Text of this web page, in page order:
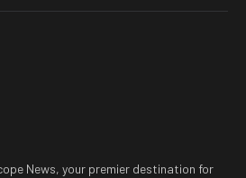
News, your premier destination for